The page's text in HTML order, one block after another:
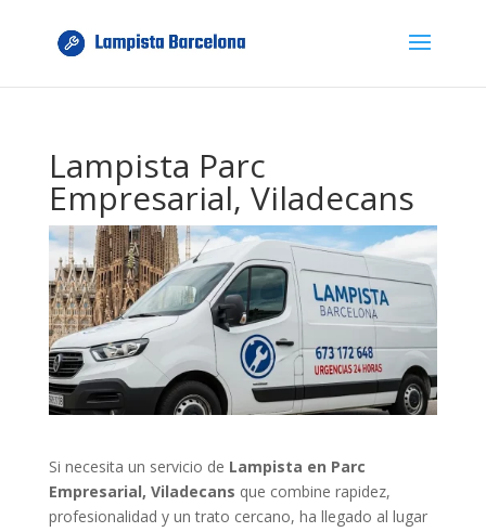
Lampista Parc
Empresarial, Viladecans
Si necesita un servicio de Lampista en Parc
Empresarial, Viladecans que combine rapidez,
profesionalidad y un trato cercano, ha llegado al lugar